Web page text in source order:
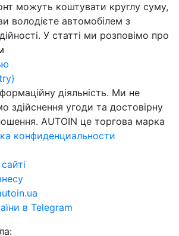
можуть коштувати круглу суму,
володієте автомобілем з
У статті ми розповімо про
діяльність. Ми не
здійснення угоди та достовірну
AUTOIN це торгова марка
конфиденциальности
в Telegram